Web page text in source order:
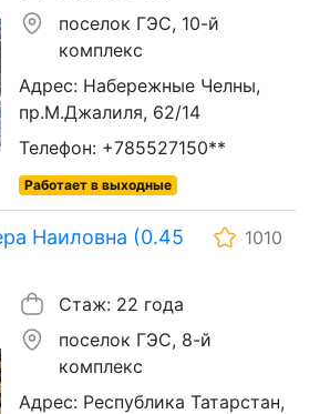
поселок ГЭС, 10-й
комплекс
Адрес: Набережные Челны,
пр.М.Джалиля, 62/14
Телефон: +785527150**
Работает в выходные
Наиловна (0.45
1010
Стаж: 22 года
поселок ГЭС, 8-й
комплекс
Адрес: Республика Татарстан,